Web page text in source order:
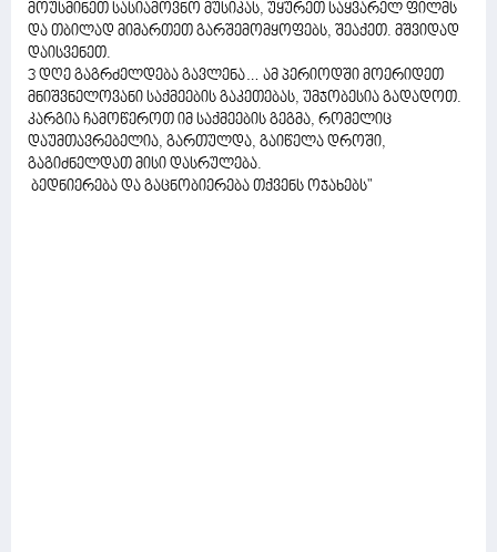
მოუსმინეთ სასიამოვნო მუსიკას, უყურეთ საყვარელ ფილმს
და თბილად მიმართეთ გარშემომყოფებს, შეაქეთ. მშვიდად
დაისვენეთ.
3 დღე გაგრძელდება გავლენა… ამ პერიოდში მოერიდეთ
მნიშვნელოვანი საქმეების გაკეთებას, უმჯობესია გადადოთ.
კარგია ჩამოწეროთ იმ საქმეების გეგმა, რომელიც
დაუმთავრებელია, გართულდა, გაიწელა დროში,
გაგიძნელდათ მისი დასრულება.
ბედნიერება და გაცნობიერება თქვენს ოჯახებს"